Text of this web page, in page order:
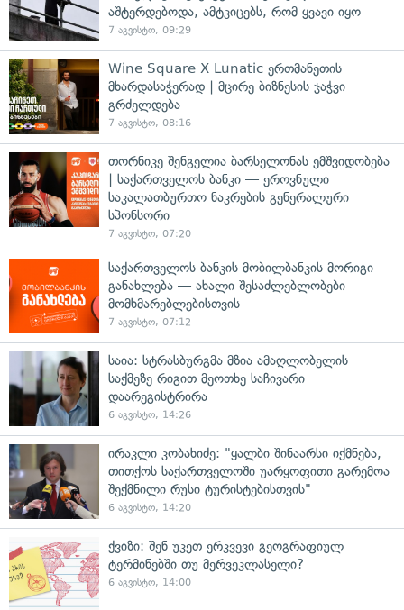
აშტერდებოდა, ამტკიცებს, რომ ყვავი იყო
7 აგვისტო, 09:29
Wine Square X Lunatic ერთმანეთის
მხარდასაჭერად | მცირე ბიზნესის ჯაჭვი
გრძელდება
7 აგვისტო, 08:16
თორნიკე შენგელია ბარსელონას ემშვიდობება
| საქართველოს ბანკი — ეროვნული
საკალათბურთო ნაკრების გენერალური
სპონსორი
7 აგვისტო, 07:20
საქართველოს ბანკის მობილბანკის მორიგი
განახლება — ახალი შესაძლებლობები
მომხმარებლებისთვის
7 აგვისტო, 07:12
საია: სტრასბურგმა მზია ამაღლობელის
საქმეზე რიგით მეოთხე საჩივარი
დაარეგისტრირა
6 აგვისტო, 14:26
ირაკლი კობახიძე: "ყალბი შინაარსი იქმნება,
თითქოს საქართველოში უარყოფითი გარემოა
შექმნილი რუსი ტურისტებისთვის"
6 აგვისტო, 14:20
ქვიზი: შენ უკეთ ერკვევი გეოგრაფიულ
ტერმინებში თუ მერვეკლასელი?
6 აგვისტო, 14:00